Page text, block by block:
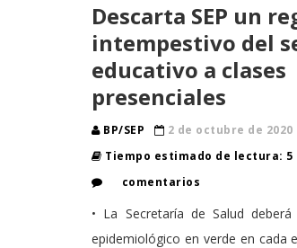
Descarta SEP un
intempestivo del
educativo a clases
presenciales
BP/SEP
2 de octubre de 2020
Tiempo estimado de lectura: 5
comentarios
• La Secretaría de Salud
epidemiológico en verde en cada